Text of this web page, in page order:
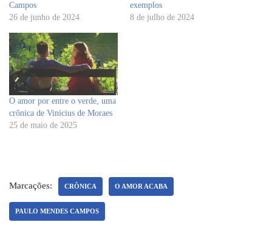
Campos
26 de junho de 2024
exemplos
8 de julho de 2024
O amor por entre o verde, uma
crônica de Vinícius de Moraes
25 de maio de 2025
Marcações: CRÔNICA O AMOR ACABA
PAULO MENDES CAMPOS